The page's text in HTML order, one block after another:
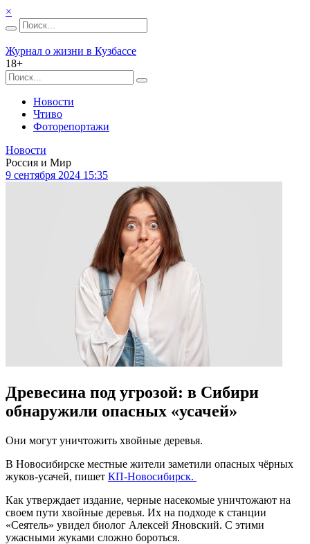
×
Журнал о жизни в Кузбассе
18+
Новости
Чтиво
Фоторепортажи
Новости
Россия и Мир
9 сентября 2024 15:35
Древесина под угрозой: в Сибири
обнаружили опасных «усачей»
Они могут уничтожить хвойные деревья.
В Новосибирске местные жители заметили опасных чёрных
жуков-усачей, пишет КП-Новосибирск.
Как утверждает издание, черные насекомые уничтожают на
своем пути хвойные деревья. Их на подходе к станции
«Сеятель» увидел биолог Алексей Яновский. С этими
ужасными жуками сложно бороться.